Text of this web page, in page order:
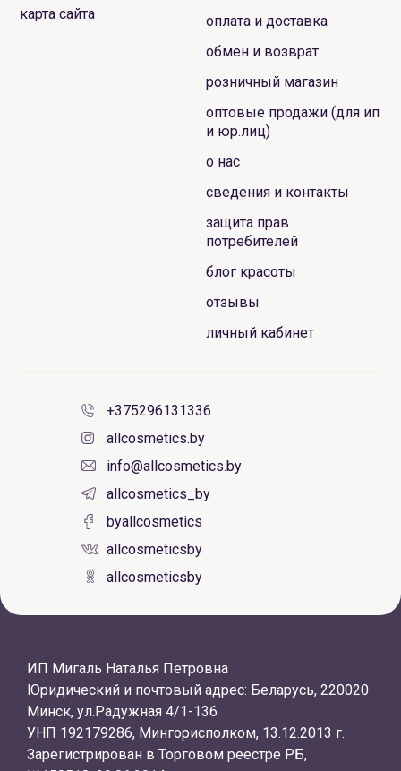
карта сайта
оплата и доставка
обмен и возврат
розничный магазин
оптовые продажи (для ип
и юр.лиц)
о нас
сведения и контакты
защита прав
потребителей
блог красоты
отзывы
личный кабинет
+375296131336
allcosmetics.by
info@allcosmetics.by
allcosmetics_by
byallcosmetics
allcosmeticsby
allcosmeticsby
ИП Мигаль Наталья Петровна
Юридический и почтовый адрес: Беларусь, 220020
Минск, ул.Радужная 4/1-136
УНП 192179286, Мингорисполком, 13.12.2013 г.
Зарегистрирован в Торговом реестре РБ,